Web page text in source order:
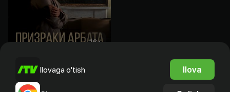
16+
Призраки Арбата
Obuna
Ilovaga o'tish Ilova